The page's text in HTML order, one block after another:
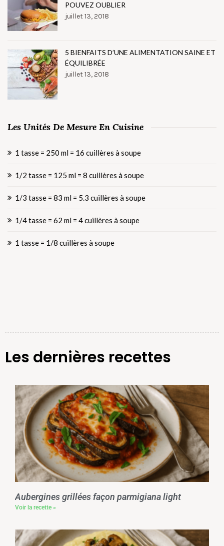
POUVEZ OUBLIER
juillet 13, 2018
5 BIENFAITS D’UNE ALIMENTATION SAINE ET
ÉQUILIBRÉE
juillet 13, 2018
Les Unités De Mesure En Cuisine
1 tasse = 250 ml = 16 cuillères à soupe
1/2 tasse = 125 ml = 8 cuillères à soupe
1/3 tasse = 83 ml = 5.3 cuillères à soupe
1/4 tasse = 62 ml = 4 cuillères à soupe
1 tasse = 1/8 cuillères à soupe
Les dernières recettes
Aubergines grillées façon parmigiana light
Voir la recette »